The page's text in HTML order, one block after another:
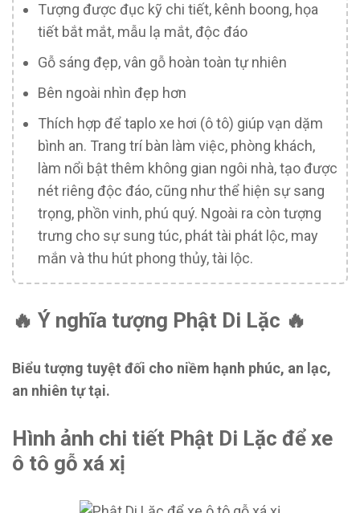
Tượng được đục kỹ chi tiết, kênh boong, họa
tiết bắt mắt, mẫu lạ mắt, độc đáo
Gỗ sáng đẹp, vân gỗ hoàn toàn tự nhiên
Bên ngoài nhìn đẹp hơn
Thích hợp để taplo xe hơi (ô tô) giúp vạn dặm
bình an. Trang trí bàn làm việc, phòng khách,
làm nổi bật thêm không gian ngôi nhà, tạo được
nét riêng độc đáo, cũng như thể hiện sự sang
trọng, phồn vinh, phú quý. Ngoài ra còn tượng
trưng cho sự sung túc, phát tài phát lộc, may
mắn và thu hút phong thủy, tài lộc.
🔥 Ý nghĩa tượng Phật Di Lặc 🔥
Biểu tượng tuyệt đối cho niềm hạnh phúc, an lạc,
an nhiên tự tại.
Hình ảnh chi tiết Phật Di Lặc để xe
ô tô gỗ xá xị